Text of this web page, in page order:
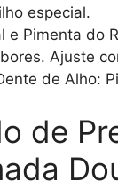
especial.
e Pimenta do
Ajuste
de Alho:
de